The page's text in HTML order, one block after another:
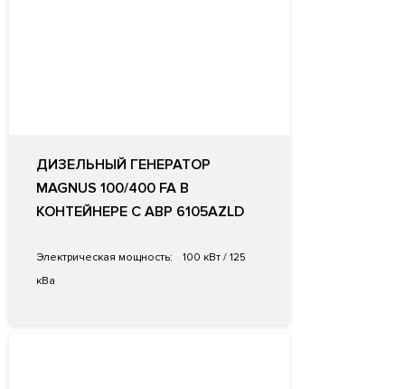
ДИЗЕЛЬНЫЙ ГЕНЕРАТОР
MAGNUS 100/400 FA В
КОНТЕЙНЕРЕ С АВР 6105AZLD
Электрическая мощность:
100 кВт / 125
кВа